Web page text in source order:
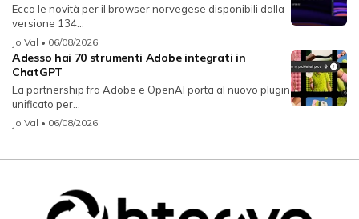
Ecco le novità per il browser norvegese disponibili dalla
versione 134...
Jo Val • 06/08/2026
Adesso hai 70 strumenti Adobe integrati in
ChatGPT
La partnership fra Adobe e OpenAI porta al nuovo plugin
unificato per...
Jo Val • 06/08/2026